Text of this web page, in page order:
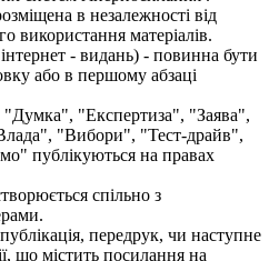
в незалежності від
використання матеріалів.
- видань) - повинна бути
або в першому абзаці
"Експертиза", "Заява",
"Вибори", "Тест-драйв",
публікуються на правах
спільно з
передрук, чи наступне
що містить посилання на